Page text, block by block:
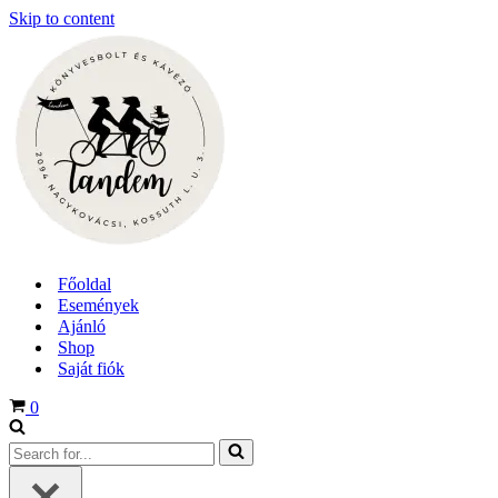
Skip to content
Főoldal
Események
Ajánló
Shop
Saját fiók
Cart
0
Search
for...